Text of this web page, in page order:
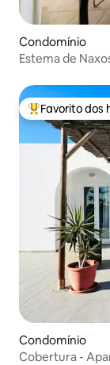
Condomínio
Estema de
Favoritos dos
Favorito dos
Condomínio
Cobertura -